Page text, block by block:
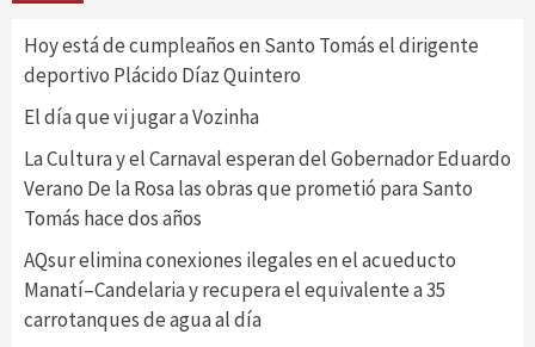
Hoy está de cumpleaños en Santo Tomás el dirigente
deportivo Plácido Díaz Quintero
El día que vi jugar a Vozinha
La Cultura y el Carnaval esperan del Gobernador Eduardo
Verano De la Rosa las obras que prometió para Santo
Tomás hace dos años
AQsur elimina conexiones ilegales en el acueducto
Manatí–Candelaria y recupera el equivalente a 35
carrotanques de agua al día